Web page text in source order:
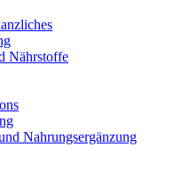
Nährstoffe
Nahrungsergänzung